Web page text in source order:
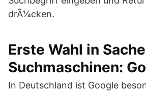
drÃ¼cken.
Erste Wahl in
Suchmaschinen:
In Deutschland ist Google